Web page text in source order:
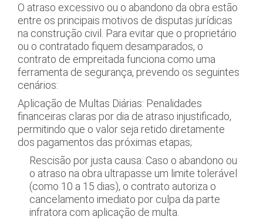
O atraso excessivo ou o abandono da obra estão
entre os principais motivos de disputas jurídicas
na construção civil. Para evitar que o proprietário
ou o contratado fiquem desamparados, o
contrato de empreitada funciona como uma
ferramenta de segurança, prevendo os seguintes
cenários:
Aplicação de Multas Diárias: Penalidades
financeiras claras por dia de atraso injustificado,
permitindo que o valor seja retido diretamente
dos pagamentos das próximas etapas;
Rescisão por justa causa: Caso o abandono ou
o atraso na obra ultrapasse um limite tolerável
(como 10 a 15 dias), o contrato autoriza o
cancelamento imediato por culpa da parte
infratora com aplicação de multa.